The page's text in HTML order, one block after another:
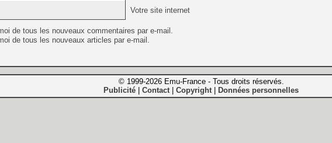
Votre site internet
de tous les nouveaux commentaires par e-mail.
de tous les nouveaux articles par e-mail.
© 1999-2026 Emu-France - Tous droits réservés.
Publicité Contact| Copyright| Données personnelles